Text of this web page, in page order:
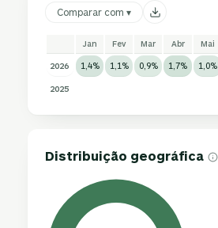
Comparar com ▾
Jan Fev Mar Abr Mai
2026 1,4% 1,1% 0,9% 1,7% 1,0%
2025
Distribuição geográfica